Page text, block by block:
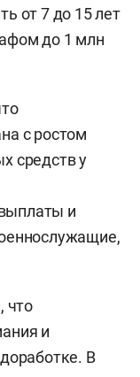
от 7 до 15 лет
до 1 млн
с ростом
средств у
и
что
и
В